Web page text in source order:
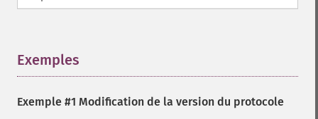
Exemples
Exemple #1 Modification de la version du protocole